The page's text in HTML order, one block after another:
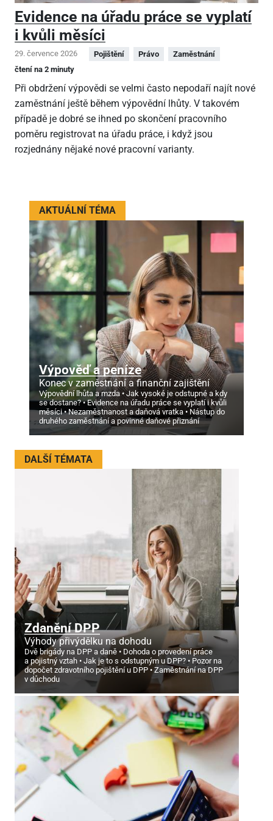
Evidence na úřadu práce se vyplatí
i kvůli měsíci
29. července 2026 Pojištění Právo
Zaměstnání
čtení na 2 minuty
Při obdržení výpovědi se velmi často nepodaří najít nové
zaměstnání ještě během výpovědní lhůty. V takovém
případě je dobré se ihned po skončení pracovního
poměru registrovat na úřadu práce, i když jsou
rozjednány nějaké nové pracovní varianty.
AKTUÁLNÍ TÉMA
Výpověď a peníze
Konec v zaměstnání a finanční zajištění
Výpovědní lhůta a mzda
Jak vysoké je odstupné a kdy
se dostane?
Evidence na úřadu práce se vyplatí i kvůli
měsíci
Nezaměstnanost a daňová vratka
Nástup do
druhého zaměstnání a povinné daňové přiznání
DALŠÍ TÉMATA
Zdanění DPP
Výhody přivýdělku na dohodu
Dvě brigády na DPP a daně
Dohoda o provedení práce
a pojistný vztah
Jak je to s odstupným u DPP?
Pozor na
dopočet zdravotního pojištění u DPP
Zaměstnání na DPP
v důchodu